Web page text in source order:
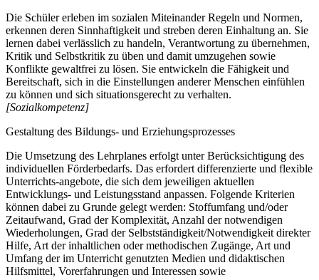
Die Schüler erleben im sozialen Miteinander Regeln und Normen,
erkennen deren Sinnhaftigkeit und streben deren Einhaltung an. Sie
lernen dabei verlässlich zu handeln, Verantwortung zu übernehmen,
Kritik und Selbstkritik zu üben und damit umzugehen sowie
Konflikte gewaltfrei zu lösen. Sie entwickeln die Fähigkeit und
Bereitschaft, sich in die Einstellungen anderer Menschen einfühlen
zu können und sich situationsgerecht zu verhalten.
[Sozialkompetenz]
Gestaltung des Bildungs- und Erziehungsprozesses
Die Umsetzung des Lehrplanes erfolgt unter Berücksichtigung des
individuellen Förderbedarfs. Das erfordert differenzierte und flexible
Unterrichts-angebote, die sich dem jeweiligen aktuellen
Entwicklungs- und Leistungsstand anpassen. Folgende Kriterien
können dabei zu Grunde gelegt werden: Stoffumfang und/oder
Zeitaufwand, Grad der Komplexität, Anzahl der notwendigen
Wiederholungen, Grad der Selbstständigkeit/Notwendigkeit direkter
Hilfe, Art der inhaltlichen oder methodischen Zugänge, Art und
Umfang der im Unterricht genutzten Medien und didaktischen
Hilfsmittel, Vorerfahrungen und Interessen sowie